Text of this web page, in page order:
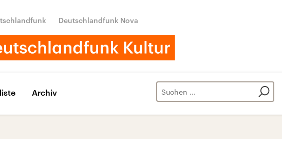
Deutschlandfunk Nova
Archiv